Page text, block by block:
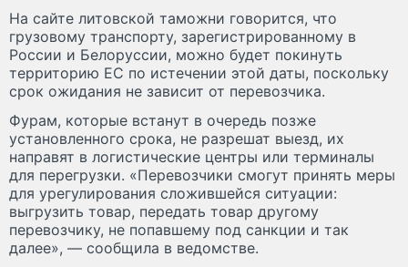
На сайте литовской таможни говорится, что
грузовому транспорту, зарегистрированному в
России и Белоруссии, можно будет покинуть
территорию ЕС по истечении этой даты, поскольку
срок ожидания не зависит от перевозчика.
Фурам, которые встанут в очередь позже
установленного срока, не разрешат выезд, их
направят в логистические центры или терминалы
для перегрузки. «Перевозчики смогут принять меры
для урегулирования сложившейся ситуации:
выгрузить товар, передать товар другому
перевозчику, не попавшему под санкции и так
далее», — сообщила в ведомстве.